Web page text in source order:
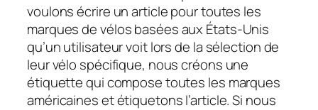
voulons écrire un article pour toutes les
marques de vélos basées aux États-Unis
qu’un utilisateur voit lors de la sélection de
leur vélo spécifique, nous créons une
étiquette qui compose toutes les marques
américaines et étiquetons l’article. Si nous